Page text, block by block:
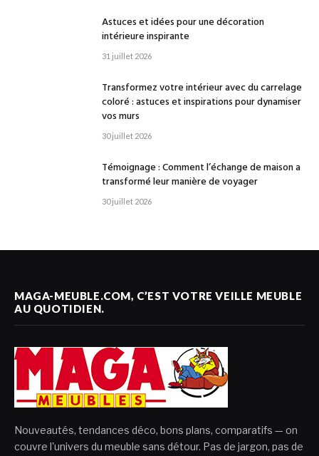
Astuces et idées pour une décoration
intérieure inspirante
31 juillet 2026
Transformez votre intérieur avec du carrelage
coloré : astuces et inspirations pour dynamiser
vos murs
30 juillet 2026
Témoignage : Comment l’échange de maison a
transformé leur manière de voyager
30 juillet 2026
MAGA-MEUBLE.COM, C’EST VOTRE VEILLE MEUBLE
AU QUOTIDIEN.
Nouveautés, tendances déco, bons plans, comparatifs — on
couvre l'univers du meuble sans détour. Pas de jargon, pas de